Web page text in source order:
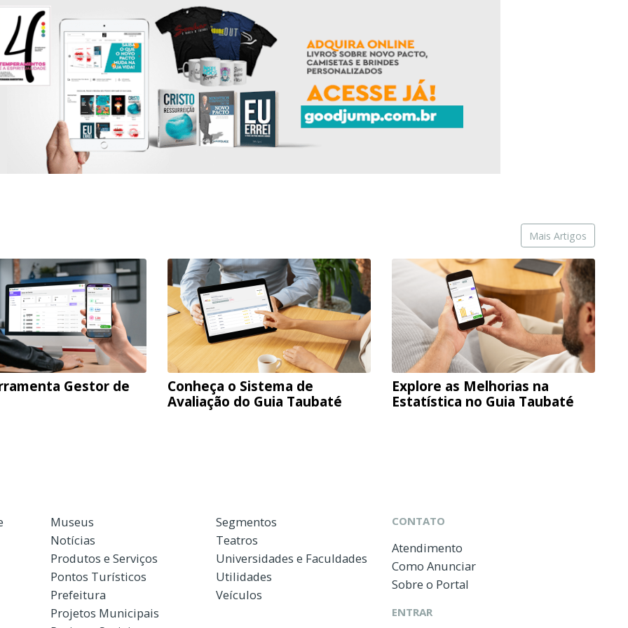
Mais Artigos
Gestor de
Conheça o Sistema de
Avaliação do Guia Taubaté
Explore as Melhorias na
Estatística no Guia Taubaté
Museus
Notícias
Produtos e Serviços
Pontos Turísticos
Prefeitura
Projetos Municipais
Segmentos
Teatros
Universidades e Faculdades
Utilidades
Veículos
CONTATO
Atendimento
Como Anunciar
Sobre o Portal
ENTRAR